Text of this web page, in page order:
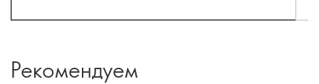
Рекомендуем